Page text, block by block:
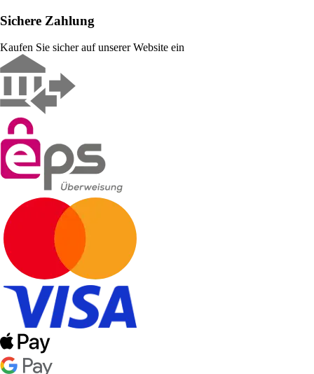
Sichere Zahlung
Kaufen Sie sicher auf unserer Website ein